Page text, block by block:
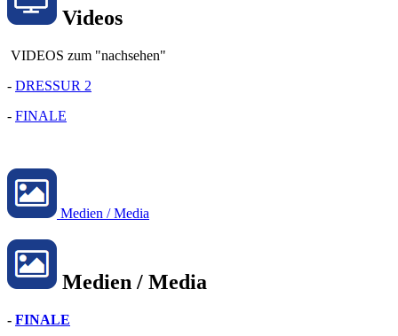
Videos
VIDEOS zum "nachsehen"
- DRESSUR 2
- FINALE
Medien / Media
Medien / Media
- FINALE